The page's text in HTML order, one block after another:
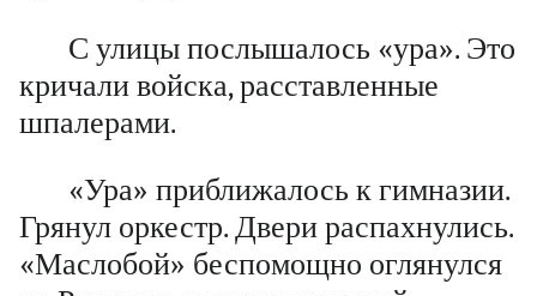
С улицы послышалось «ура». Это
кричали войска, расставленные
шпалерами.
«Ура» приближалось к гимназии.
Грянул оркестр. Двери распахнулись.
«Маслобой» беспомощно оглянулся